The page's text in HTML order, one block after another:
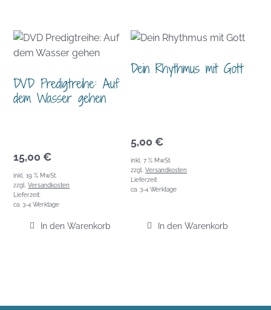
DVD Predigtreihe: Auf
dem Wasser gehen
15,00 €
inkl. 19 % MwSt.
zzgl.Versandkosten
Lieferzeit:
ca. 3-4 Werktage
In den Warenkorb
Dein Rhythmus mit Gott
5,00 €
inkl. 7 % MwSt.
zzgl. Versandkosten
Lieferzeit:
ca. 3-4 Werktage
In den Warenkorb